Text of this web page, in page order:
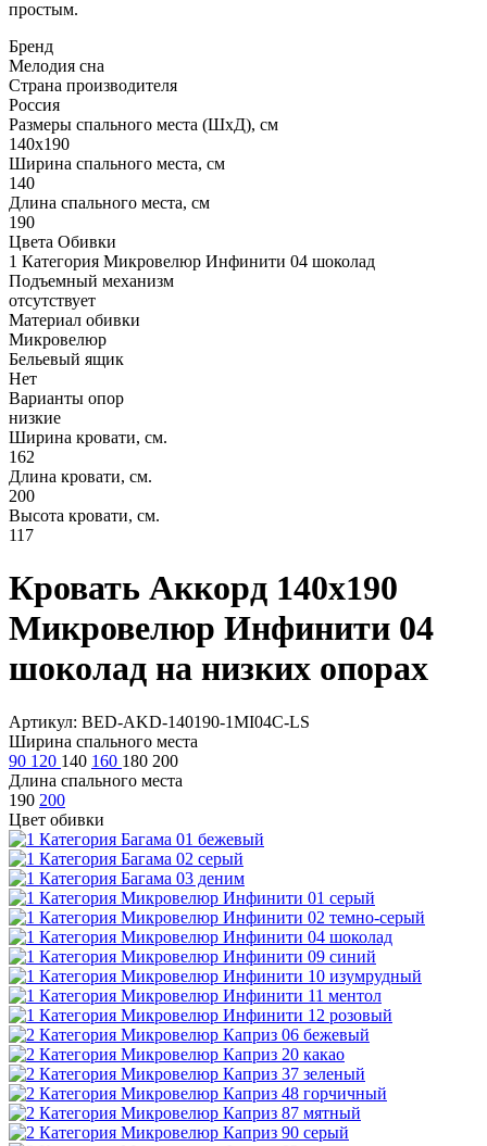
простым.
Бренд
Мелодия сна
Страна производителя
Россия
Размеры спального места (ШхД), см
140х190
Ширина спального места, см
140
Длина спального места, см
190
Цвета Обивки
1 Категория Микровелюр Инфинити 04 шоколад
Подъемный механизм
отсутствует
Материал обивки
Микровелюр
Бельевый ящик
Нет
Варианты опор
низкие
Ширина кровати, см.
162
Длина кровати, см.
200
Высота кровати, см.
117
Кровать Аккорд 140х190
Микровелюр Инфинити 04
шоколад на низких опорах
Артикул: BED-AKD-140190-1MI04C-LS
Ширина спального места
90 120 140 160 180 200
Длина спального места
190 200
Цвет обивки